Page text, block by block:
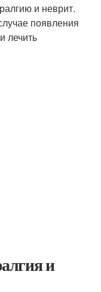
и неврит.
появления
лечить
и